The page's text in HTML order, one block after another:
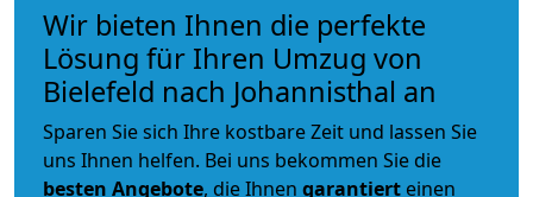
Wir bieten Ihnen die perfekte
Lösung für Ihren Umzug von
Bielefeld nach Johannisthal an
Sparen Sie sich Ihre kostbare Zeit und lassen Sie
uns Ihnen helfen. Bei uns bekommen Sie die
besten Angebote, die Ihnen garantiert einen